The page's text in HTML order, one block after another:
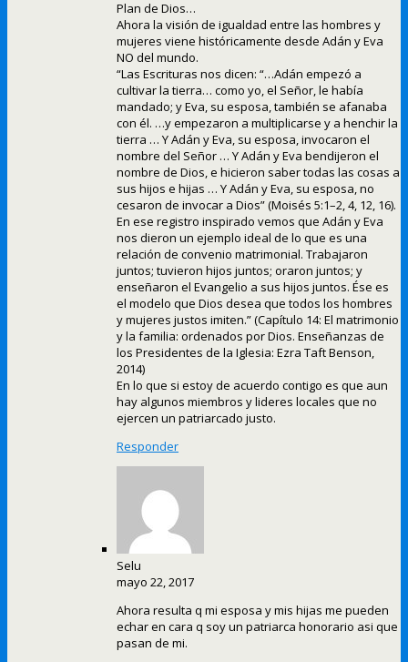
Plan de Dios…
Ahora la visión de igualdad entre las hombres y
mujeres viene históricamente desde Adán y Eva
NO del mundo.
“Las Escrituras nos dicen: “…Adán empezó a
cultivar la tierra… como yo, el Señor, le había
mandado; y Eva, su esposa, también se afanaba
con él. …y empezaron a multiplicarse y a henchir la
tierra … Y Adán y Eva, su esposa, invocaron el
nombre del Señor … Y Adán y Eva bendijeron el
nombre de Dios, e hicieron saber todas las cosas a
sus hijos e hijas … Y Adán y Eva, su esposa, no
cesaron de invocar a Dios” (Moisés 5:1–2, 4, 12, 16).
En ese registro inspirado vemos que Adán y Eva
nos dieron un ejemplo ideal de lo que es una
relación de convenio matrimonial. Trabajaron
juntos; tuvieron hijos juntos; oraron juntos; y
enseñaron el Evangelio a sus hijos juntos. Ése es
el modelo que Dios desea que todos los hombres
y mujeres justos imiten.” (Capítulo 14: El matrimonio
y la familia: ordenados por Dios. Enseñanzas de
los Presidentes de la Iglesia: Ezra Taft Benson,
2014)
En lo que si estoy de acuerdo contigo es que aun
hay algunos miembros y lideres locales que no
ejercen un patriarcado justo.
Responder
Selu
mayo 22, 2017
Ahora resulta q mi esposa y mis hijas me pueden
echar en cara q soy un patriarca honorario asi que
pasan de mi.